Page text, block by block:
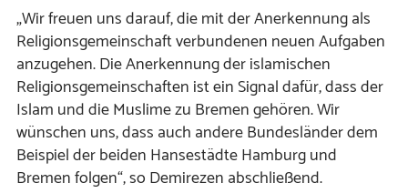
„Wir freuen uns darauf, die mit der Anerkennung als
Religionsgemeinschaft verbundenen neuen Aufgaben
anzugehen. Die Anerkennung der islamischen
Religionsgemeinschaften ist ein Signal dafür, dass der
Islam und die Muslime zu Bremen gehören. Wir
wünschen uns, dass auch andere Bundesländer dem
Beispiel der beiden Hansestädte Hamburg und
Bremen folgen“, so Demirezen abschließend.